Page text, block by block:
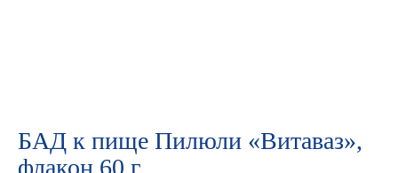
БАД к пище Пилюли «Витаваз»,